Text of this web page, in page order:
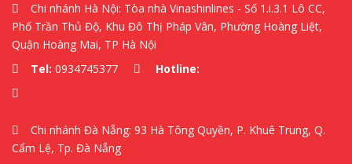
Chi nhánh Hà Nội: Tòa nhà Vinashinlines - Số 1.i.3.1 Lô CC,
Phố Trần Thủ Độ, Khu Đô Thị Pháp Vân, Phường Hoàng Liệt,
Quận Hoàng Mai, TP Hà Nội
Tel: 0934745377 Hotline:
Chi nhánh Đà Nẵng: 93 Hà Tông Quyền, P. Khuê Trung, Q.
Cẩm Lệ, Tp. Đà Nẵng